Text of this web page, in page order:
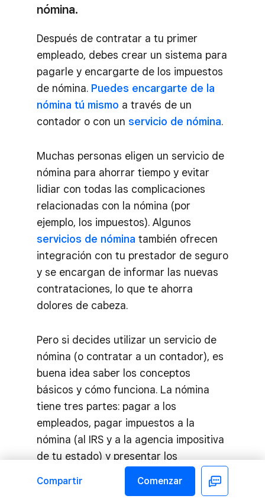
nómina.
Después de contratar a tu primer
empleado, debes crear un sistema para
pagarle y encargarte de los impuestos
de nómina. Puedes encargarte de la
nómina tú mismo a través de un
contador o con un servicio de nómina.
Muchas personas eligen un servicio de
nómina para ahorrar tiempo y evitar
lidiar con todas las complicaciones
relacionadas con la nómina (por
ejemplo, los impuestos). Algunos
servicios de nómina también ofrecen
integración con tu prestador de seguro
y se encargan de informar las nuevas
contrataciones, lo que te ahorra
dolores de cabeza.
Pero si decides utilizar un servicio de
nómina (o contratar a un contador), es
buena idea saber los conceptos
básicos y cómo funciona. La nómina
tiene tres partes: pagar a los
empleados, pagar impuestos a la
nómina (al IRS y a la agencia impositiva
de tu estado) y presentar los
formularios impositivos.
Facebook
Compartir Comenzar